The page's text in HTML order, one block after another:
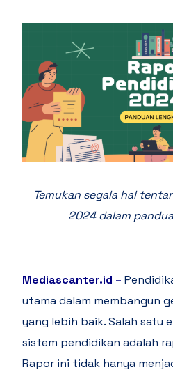
Temukan segala hal
2024 dalam
Mediascanter.id –
utama dalam membangun
yang lebih baik. Salah satu
sistem pendidikan adalah
Rapor ini tidak hanya